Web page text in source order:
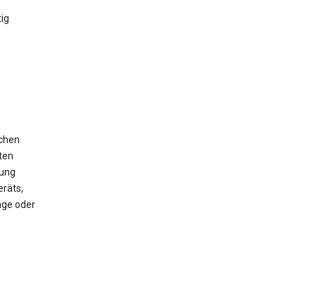
oder